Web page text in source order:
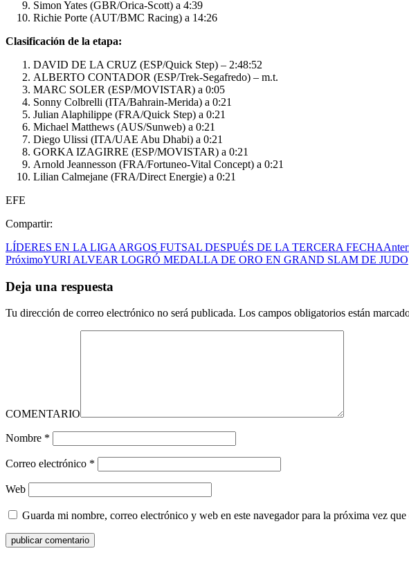
Simon Yates (GBR/Orica-Scott) a 4:39
Richie Porte (AUT/BMC Racing) a 14:26
Clasificación de la etapa:
DAVID DE LA CRUZ (ESP/Quick Step) – 2:48:52
ALBERTO CONTADOR (ESP/Trek-Segafredo) – m.t.
MARC SOLER (ESP/MOVISTAR) a 0:05
Sonny Colbrelli (ITA/Bahrain-Merida) a 0:21
Julian Alaphilippe (FRA/Quick Step) a 0:21
Michael Matthews (AUS/Sunweb) a 0:21
Diego Ulissi (ITA/UAE Abu Dhabi) a 0:21
GORKA IZAGIRRE (ESP/MOVISTAR) a 0:21
Arnold Jeannesson (FRA/Fortuneo-Vital Concept) a 0:21
Lilian Calmejane (FRA/Direct Energie) a 0:21
EFE
Compartir:
LÍDERES EN LA LIGA ARGOS FUTSAL DESPUÉS DE LA TERCERA FECHA
PróximoYURI ALVEAR LOGRÓ MEDALLA DE ORO EN GRAND SLAM DE JUDO
Deja una respuesta
Tu dirección de correo electrónico no será publicada. Los campos obligatorios están
COMENTARIO
Nombre *
Correo electrónico *
Web
Guarda mi nombre, correo electrónico y web en este navegador para la próxima vez que